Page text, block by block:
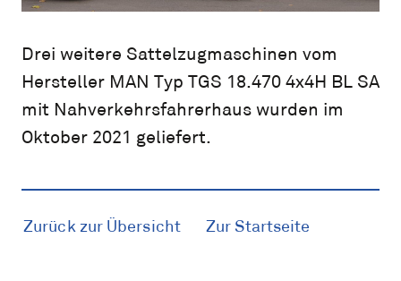
Drei weitere Sattelzugmaschinen vom
Hersteller MAN Typ TGS 18.470 4x4H BL SA
mit Nahverkehrsfahrerhaus wurden im
Oktober 2021 geliefert.
Zurück zur Übersicht Zur Startseite